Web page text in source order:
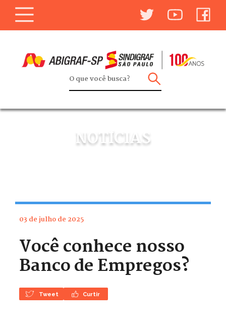
NOTÍCIAS
03 de julho de 2025
Você conhece nosso
Banco de Empregos?
Tweet Curtir